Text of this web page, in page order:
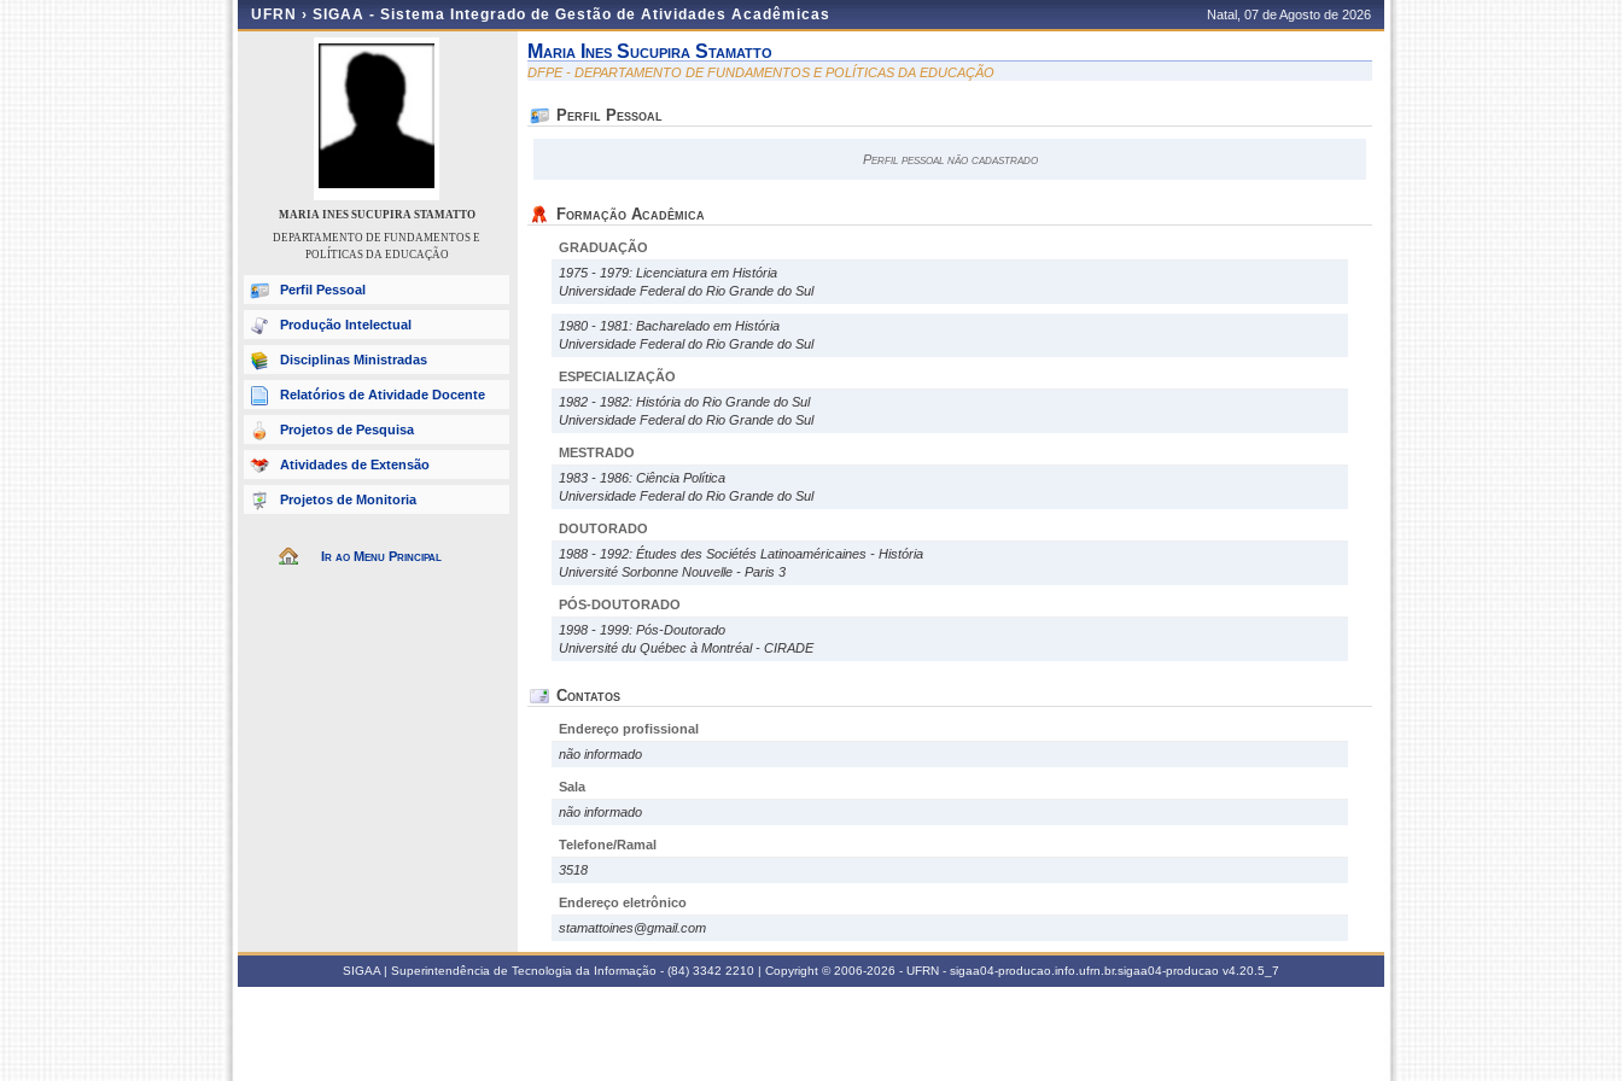
UFRN › SIGAA - Sistema Integrado de Gestão de Atividades Acadêmicas Natal, 07 de Agosto de 2026
MARIA INES SUCUPIRA STAMATTO
DEPARTAMENTO DE FUNDAMENTOS E
POLÍTICAS DA EDUCAÇÃO
Perfil Pessoal
Produção Intelectual
Disciplinas Ministradas
Relatórios de Atividade Docente
Projetos de Pesquisa
Atividades de Extensão
Projetos de Monitoria
Ir ao Menu Principal
Maria Ines Sucupira Stamatto
DFPE - DEPARTAMENTO DE FUNDAMENTOS E POLÍTICAS DA EDUCAÇÃO
Perfil Pessoal
Perfil pessoal não cadastrado
Formação Acadêmica
GRADUAÇÃO
1975 - 1979: Licenciatura em História
Universidade Federal do Rio Grande do Sul
1980 - 1981: Bacharelado em História
Universidade Federal do Rio Grande do Sul
ESPECIALIZAÇÃO
1982 - 1982: História do Rio Grande do Sul
Universidade Federal do Rio Grande do Sul
MESTRADO
1983 - 1986: Ciência Política
Universidade Federal do Rio Grande do Sul
DOUTORADO
1988 - 1992: Études des Sociétés Latinoaméricaines - História
Université Sorbonne Nouvelle - Paris 3
PÓS-DOUTORADO
1998 - 1999: Pós-Doutorado
Université du Québec à Montréal - CIRADE
Contatos
Endereço profissional
não informado
Sala
não informado
Telefone/Ramal
3518
Endereço eletrônico
stamattoines@gmail.com
SIGAA | Superintendência de Tecnologia da Informação - (84) 3342 2210 | Copyright © 2006-2026 - UFRN - sigaa04-producao.info.ufrn.br.sigaa04-producao v4.20.5_7